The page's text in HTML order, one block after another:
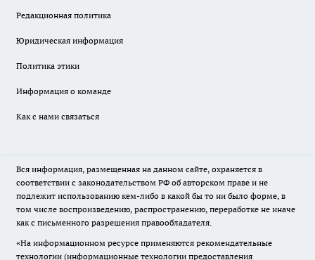
Редакционная политика
Юридическая информация
Политика этики
Информация о команде
Как с нами связаться
Вся информация, размещенная на данном сайте, охраняется в
соответствии с законодательством РФ об авторском праве и не
подлежит использованию кем-либо в какой бы то ни было форме, в
том числе воспроизведению, распространению, переработке не иначе
как с письменного разрешения правообладателя.
«На информационном ресурсе применяются рекомендательные
технологии (информационные технологии предоставления